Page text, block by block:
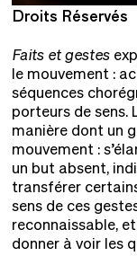
Droits Réservés
Faits et gestes
le mouvement :
séquences
porteurs de sens.
manière dont un
mouvement :
un but absent,
transférer
sens de ces
reconnaissable,
donner à voir les